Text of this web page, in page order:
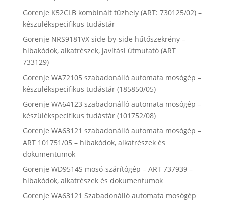
Gorenje K52CLB kombinált tűzhely (ART: 730125/02) –
készülékspecifikus tudástár
Gorenje NRS9181VX side-by-side hűtőszekrény –
hibakódok, alkatrészek, javítási útmutató (ART
733129)
Gorenje WA72105 szabadonálló automata mosógép –
készülékspecifikus tudástár (185850/05)
Gorenje WA64123 szabadonálló automata mosógép –
készülékspecifikus tudástár (101752/08)
Gorenje WA63121 szabadonálló automata mosógép –
ART 101751/05 – hibakódok, alkatrészek és
dokumentumok
Gorenje WD9514S mosó-szárítógép – ART 737939 –
hibakódok, alkatrészek és dokumentumok
Gorenje WA63121 Szabadonálló automata mosógép